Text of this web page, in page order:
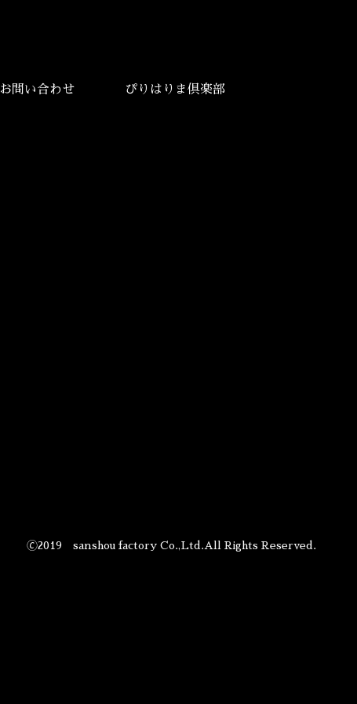
お問い合わせ ぴりはりま倶楽部
🄫2019 sanshou factory Co.,Ltd.All Rights Reserved.